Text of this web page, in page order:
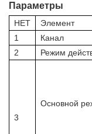
Параметры
НЕТ Элемент
1
Канал
2
Режим
3
Основной